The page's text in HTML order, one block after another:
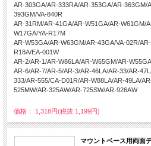
AR-303GA/AR-333RA/AR-353GA/AR-363GM/
393GM/VA-840R
AR-31RM/AR-41GA/AR-W51GA/AR-W61GM/
W17GA/YA-R17M
AR-W53GA/AR-W63GM/AR-43GA/VA-02R/
R18A/EA-001W
AR-2/AR-1/AR-W86LA/AR-W65GM/AR-
AR-6/AR-7/AR-5/AR-3/AR-46LA/AR-33/AR-
333/AR-555/CA-D01R/AR-W88LA/AR-49LA/
525MW/AR-325AW/AR-725SW/AR-926AW
価格： 1,318円(税抜 1,199円)
マウントベース用両面